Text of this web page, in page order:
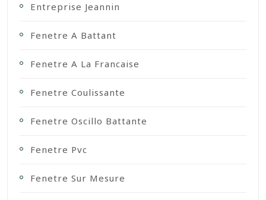
Entreprise Jeannin
Fenetre A Battant
Fenetre A La Francaise
Fenetre Coulissante
Fenetre Oscillo Battante
Fenetre Pvc
Fenetre Sur Mesure